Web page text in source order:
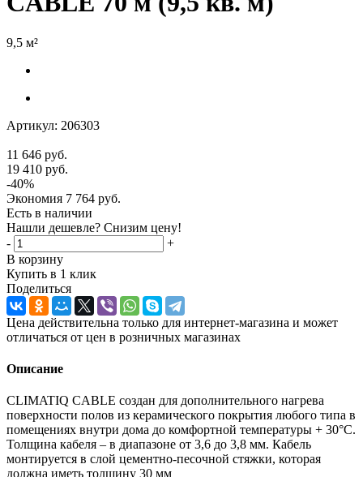
9,5 м²
Артикул: 206303
11 646 руб.
19 410 руб.
-40%
Экономия 7 764 руб.
Есть в наличии
Нашли дешевле? Снизим цену!
-
+
В корзину
Купить в 1 клик
Поделиться
Цена действительна только для интернет-магазина и может
отличаться от цен в розничных магазинах
Описание
CLIMATIQ CABLE создан для дополнительного нагрева
поверхности полов из керамического покрытия любого типа в
помещениях внутри дома до комфортной температуры + 30°С.
Толщина кабеля – в диапазоне от 3,6 до 3,8 мм. Кабель
монтируется в слой цементно-песочной стяжки, которая
должна иметь толщину 30 мм